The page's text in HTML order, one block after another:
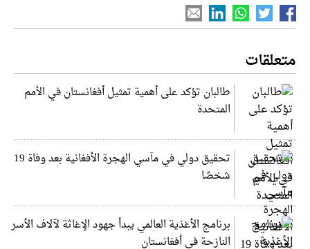
متعلقات
طالبان تؤكد على أهمية تمثيل أفغانستان في الأمم
المتحدة
تحقيق دولي في مآسي الهجرة الأفغانية بعد وفاة 19
شخصًا
برنامج الأغذية العالمي يبدأ جهود الإغاثة لآلاف الأسر
النازحة في أفغانستان